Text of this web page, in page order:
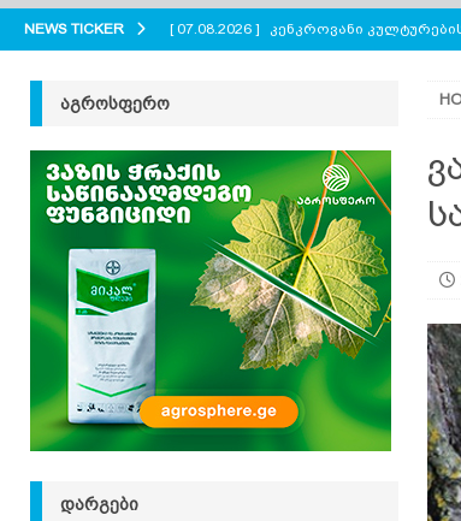
NEWS TICKER [ 07.08.2026 ] კენკროვანი
რატომ ტოვებენ
[ 07.08.2026 ] გნოლის ბიოლოგიური
[ 07.08.2026 ] პოლონეთში ხილის
ᲐᲒᲠᲝᲡᲤᲔᲠᲝ
ᲓᲐᲠᲒᲔᲑᲘ